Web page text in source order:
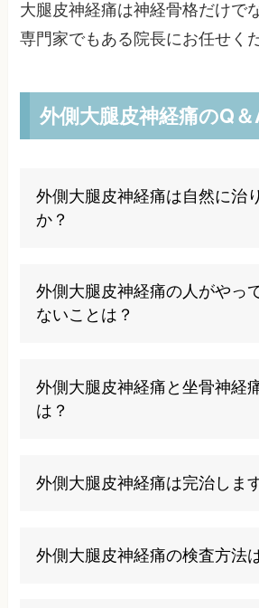
大腿皮神経痛は神経骨格だけで
専門家でもある院長にお任せく
外側大腿皮神経痛のQ
外側大腿皮神経痛は自然に治
か？
可能性がありますが、慢性化し
療が必要です。圧迫要因の除去
より改善が期待できます。
外側大腿皮神経痛の人がやっ
ないことは？
急激な体重増加は症状を悪化さ
ます。また、無理なストレッチ
外側大腿皮神経痛と坐骨神経
は？
外側大腿皮神経痛は太ももの外
た痛みです。痛みの範囲と特徴
外側大腿皮神経痛は完治しま
善が期待できます。早期治療が
多くの改善実績があります。
外側大腿皮神経痛の検査方法